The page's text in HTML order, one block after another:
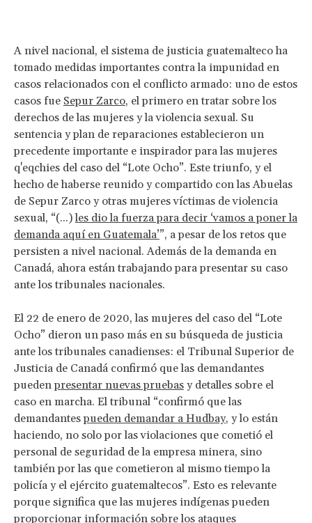
A nivel nacional, el sistema de justicia guatemalteco ha
tomado medidas importantes contra la impunidad en
casos relacionados con el conflicto armado: uno de estos
casos fue Sepur Zarco, el primero en tratar sobre los
derechos de las mujeres y la violencia sexual. Su
sentencia y plan de reparaciones establecieron un
precedente importante e inspirador para las mujeres
q'eqchies del caso del “Lote Ocho”. Este triunfo, y el
hecho de haberse reunido y compartido con las Abuelas
de Sepur Zarco y otras mujeres víctimas de violencia
sexual, “(...)les dio la fuerza para decir ‘vamos a poner la
demanda aquí en Guatemala’”, a pesar de los retos que
persisten a nivel nacional. Además de la demanda en
Canadá, ahora están trabajando para presentar su caso
ante los tribunales nacionales.
El 22 de enero de 2020, las mujeres del caso del “Lote
Ocho” dieron un paso más en su búsqueda de justicia
ante los tribunales canadienses: el Tribunal Superior de
Justicia de Canadá confirmó que las demandantes
puedenpresentar nuevas pruebas y detalles sobre el
caso en marcha. El tribunal “confirmó que las
demandantespueden demandar a Hudbay, y lo están
haciendo, no solo por las violaciones que cometió el
personal de seguridad de la empresa minera, sino
también por las que cometieron al mismo tiempo la
policía y el ejército guatemaltecos”. Esto es relevante
porque significa que las mujeres indígenas pueden
proporcionar información sobre los ataques